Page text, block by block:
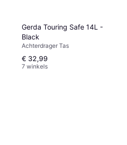
Gerda Touring Safe 14L -
Black
Achterdrager Tas
€ 32,99
7 winkels